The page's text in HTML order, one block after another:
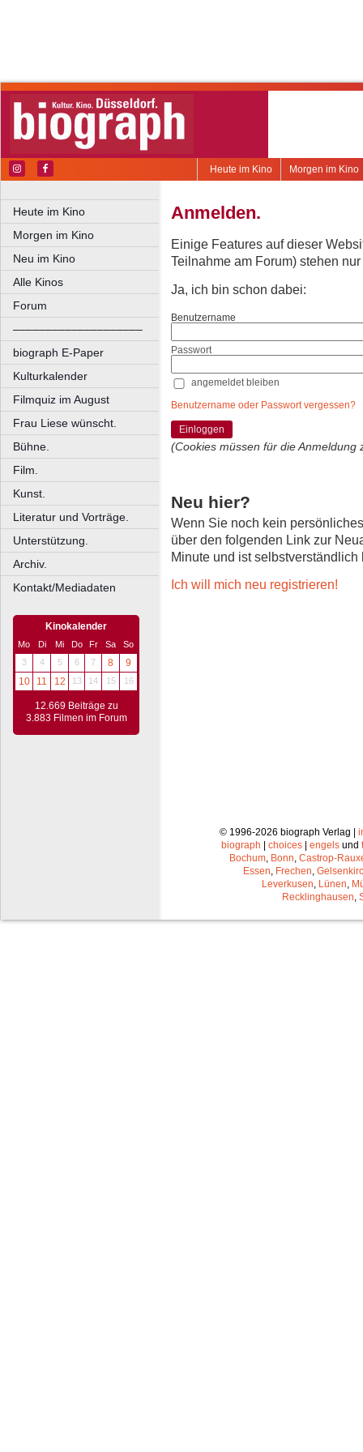
Morgen im Kino
Heute im Kino
Heute im Kino
Morgen im Kino
Neu im Kino
Alle Kinos
Forum
––––––––––––––––––––
biograph E-Paper
Kulturkalender
Filmquiz im August
Frau Liese wünscht.
Bühne.
Film.
Kunst.
Literatur und Vorträge.
Unterstützung.
Archiv.
Kontakt/Mediadaten
Kinokalender
Mo Di Mi Do Fr Sa
So
3
4 5 6 7 8
9
10
11 12 13 14 15 16
12.669 Beiträge zu
3.883 Filmen im Forum
Anmelden.
Einige Features auf dieser
Teilnahme am Forum) stehen
Ja, ich bin schon dabei:
Benutzername
Passwort
angemeldet bleiben
Benutzername oder Passwort vergessen?
Einloggen
(Cookies müssen für die Anmeldung
Neu hier?
Wenn Sie noch kein
über den folgenden Link zur
Minute und ist selbstverständlich
Ich will mich neu registrieren!
© 1996-2026 biograph Verlag |
biograph
choices engels und
Bochum, Bonn, Castrop-
Essen, Frechen,
Leverkusen, Lünen,
Recklinghausen,